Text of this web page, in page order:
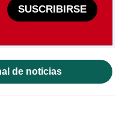
SUSCRIBIRSE
de noticias